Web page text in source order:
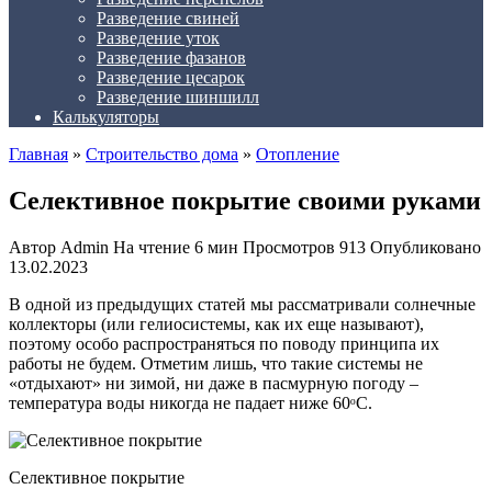
Разведение свиней
Разведение уток
Разведение фазанов
Разведение цесарок
Разведение шиншилл
Калькуляторы
Главная » Строительство дома » Отопление
Селективное покрытие своими руками
Автор Admin На чтение 6 мин Просмотров 913 Опубликовано
13.02.2023
В одной из предыдущих статей мы рассматривали солнечные
коллекторы (или гелиосистемы, как их еще называют),
поэтому особо распространяться по поводу принципа их
работы не будем. Отметим лишь, что такие системы не
«отдыхают» ни зимой, ни даже в пасмурную погоду –
температура воды никогда не падает ниже 60ᵒС.
Селективное покрытие